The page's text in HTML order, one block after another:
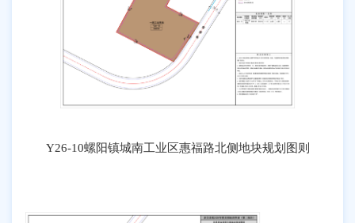
Y26-10螺阳镇城南工业区惠福路北侧地块规划图则